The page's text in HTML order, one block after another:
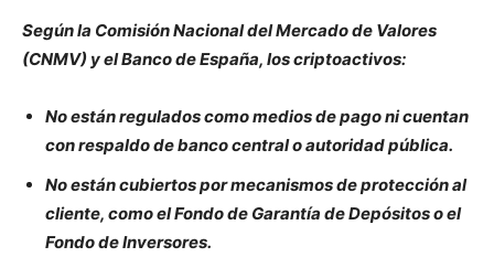
Según la Comisión Nacional del Mercado de Valores
(CNMV) y el Banco de España, los criptoactivos:
No están regulados como medios de pago ni cuentan
con respaldo de banco central o autoridad pública.
No están cubiertos por mecanismos de protección al
cliente, como el Fondo de Garantía de Depósitos o el
Fondo de Inversores.